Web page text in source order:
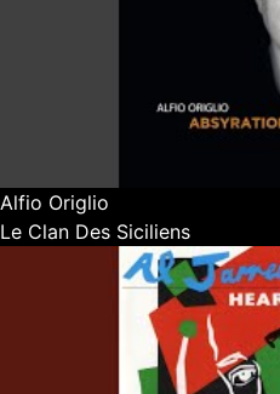
Alfio Origlio
Le Clan Des Siciliens